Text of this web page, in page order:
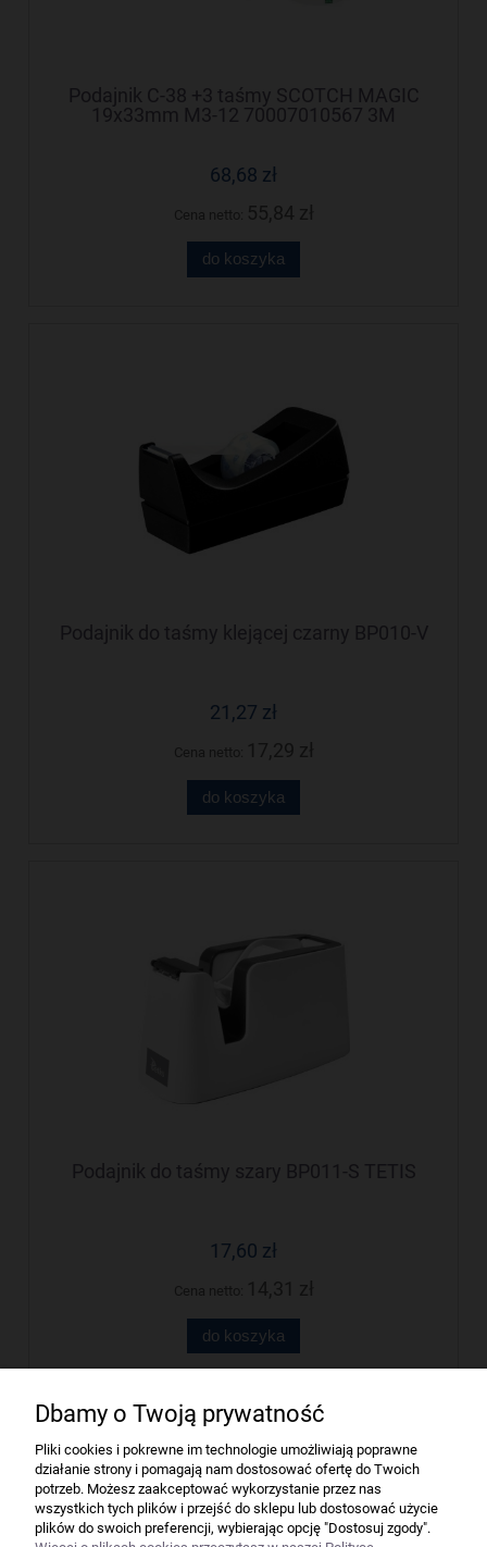
Podajnik C-38 +3 taśmy SCOTCH MAGIC
19x33mm M3-12 70007010567 3M
68,68 zł
do koszyka
Podajnik do taśmy klejącej czarny BP010-V
21,27 zł
do koszyka
Podajnik do taśmy szary BP011-S TETIS
17,60 zł
do koszyka
Firma
Bindownice wg producentów
Niszczarki wg producentów
Dbamy o Twoją prywatność
Pliki cookies i pokrewne im technologie umożliwiają poprawne
działanie strony i pomagają nam dostosować ofertę do Twoich
potrzeb. Możesz zaakceptować wykorzystanie przez nas
wszystkich tych plików i przejść do sklepu lub dostosować użycie
plików do swoich preferencji, wybierając opcję "Dostosuj zgody".